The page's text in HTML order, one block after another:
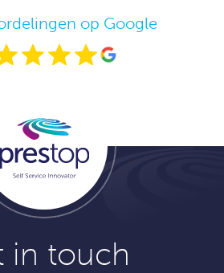
op Google
in touch